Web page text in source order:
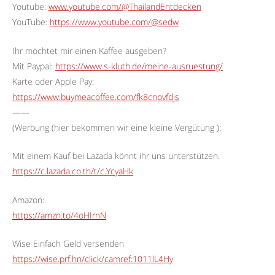
Youtube: www.youtube.com/@ThailandEntdecken
YouTube: https://www.youtube.com/@sedw
Ihr möchtet mir einen Kaffee ausgeben?
Mit Paypal: https://www.s-kluth.de/meine-ausruestung/
Karte oder Apple Pay:
https://www.buymeacoffee.com/fk8cnpvfdjs
——
(Werbung (hier bekommen wir eine kleine Vergütung ):
Mit einem Kauf bei Lazada könnt ihr uns unterstützen:
https://c.lazada.co.th/t/c.YcyaHk
Amazon:
https://amzn.to/4oHIrnN
Wise Einfach Geld versenden
https://wise.prf.hn/click/camref:1011lL4Hy